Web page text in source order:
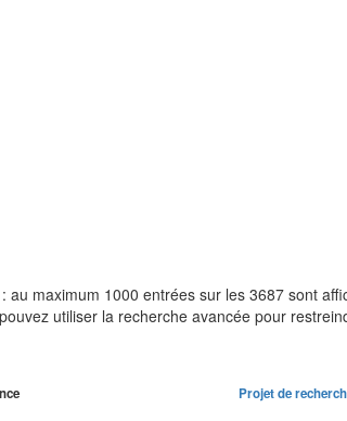
au maximum 1000 entrées sur les 3687 sont
utiliser la recherche avancée pour
Projet de